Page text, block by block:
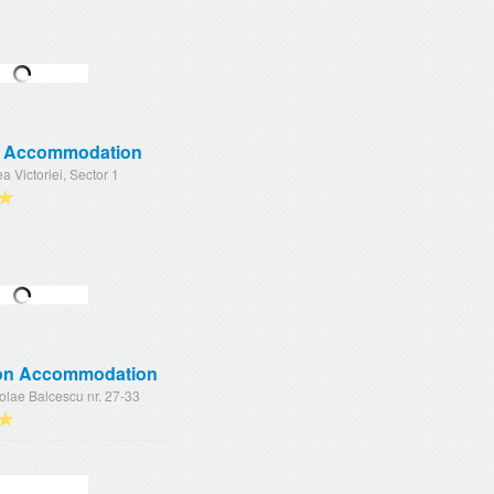
Victoriei, Sector 1
Accommodation
Balcescu nr. 27-33